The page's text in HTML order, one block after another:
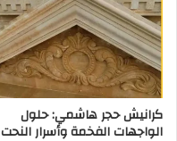
كرانيش حجر هاشمي: حلول
الواجهات الفخمة وأسرار النحت